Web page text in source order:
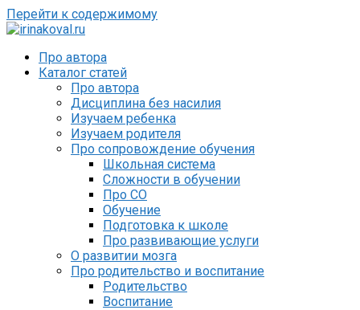
Перейти к содержимому
Про автора
Каталог статей
Про автора
Дисциплина без насилия
Изучаем ребенка
Изучаем родителя
Про сопровождение обучения
Школьная система
Сложности в обучении
Про СО
Обучение
Подготовка к школе
Про развивающие услуги
О развитии мозга
Про родительство и воспитание
Родительство
Воспитание